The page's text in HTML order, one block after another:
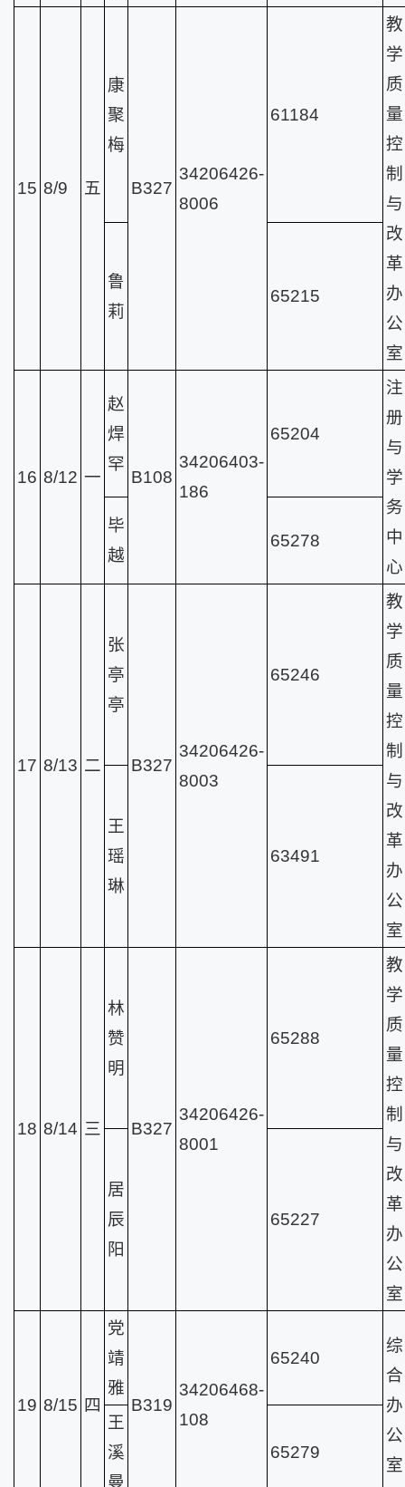
15 8/9 五
康
聚
梅
B327
34206426-
8006
61184
教
学
质
量
控
制
与
改
革
办
公
室
鲁
莉
65215
16 8/12 一
赵
焊
罕
B108
34206403-
186
65204
注
册
与
学
务
中
心
毕
越
65278
17 8/13 二
张
亭
亭
B327
34206426-
8003
65246
教
学
质
量
控
制
与
改
革
办
公
室
王
瑶
琳
63491
18 8/14 三
林
赞
明
B327
34206426-
8001
65288
教
学
质
量
控
制
与
改
革
办
公
室
居
辰
阳
65227
19 8/15 四
党
靖
雅
B319
34206468-
108
65240
综
合
办
公
室
王
溪
曼
65279